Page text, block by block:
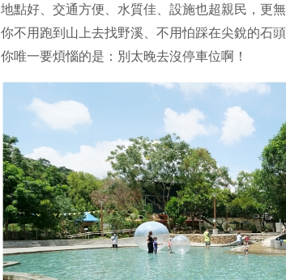
地點好、交通方便、水質佳、設施也超親民，更
你不用跑到山上去找野溪、不用怕踩在尖銳的石
你唯一要煩惱的是：別太晚去沒停車位啊！